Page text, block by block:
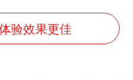
台铃电动车仅骑一年就断电趴窝
次眼壁置换
验效果更佳